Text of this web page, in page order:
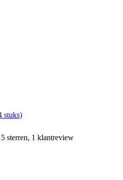
stuks)
sterren, 1 klantreview